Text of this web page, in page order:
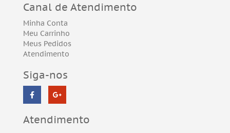
Canal de Atendimento
Minha Conta
Meu Carrinho
Meus Pedidos
Atendimento
Siga-nos
Atendimento